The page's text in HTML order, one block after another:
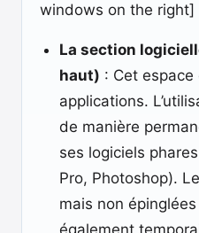
windows on the right]
La section
haut) : Cet
applications.
de manière
ses logiciels
Pro, Photoshop).
mais non
également